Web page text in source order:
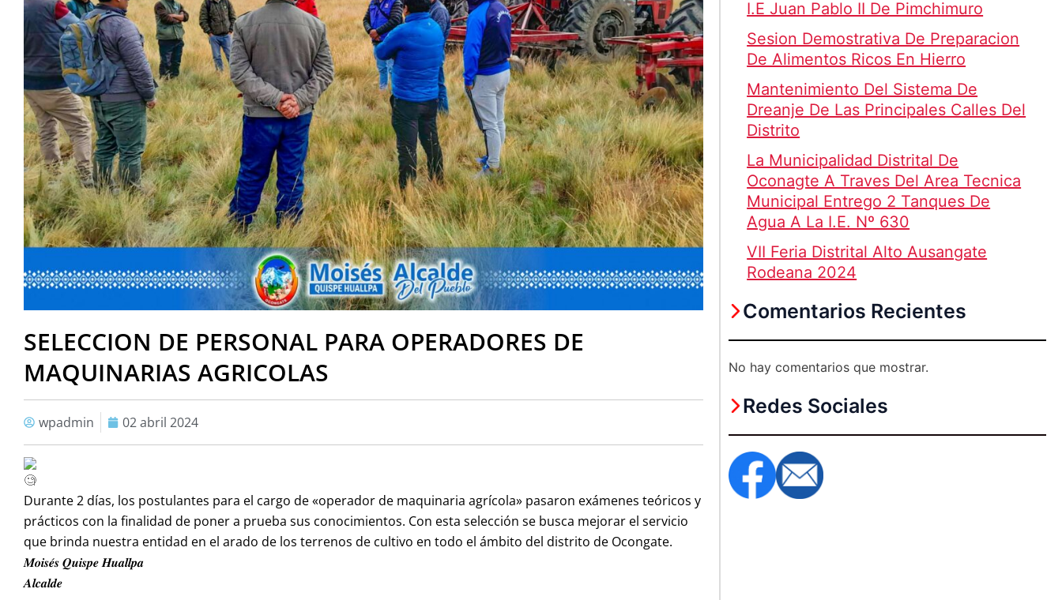
SELECCION DE PERSONAL PARA OPERADORES DE
MAQUINARIAS AGRICOLAS
wpadmin 02 abril 2024
Durante 2 días, los postulantes para el cargo de «operador de maquinaria agrícola» pasaron exámenes teóricos y
prácticos con la finalidad de poner a prueba sus conocimientos. Con esta selección se busca mejorar el servicio
que brinda nuestra entidad en el arado de los terrenos de cultivo en todo el ámbito del distrito de Ocongate.
𝑴𝒐𝒊𝒔𝒆́𝒔 𝑸𝒖𝒊𝒔𝒑𝒆 𝑯𝒖𝒂𝒍𝒍𝒑𝒂
𝑨𝒍𝒄𝒂𝒍𝒅𝒆
I.E Juan Pablo II De Pimchimuro
Sesion Demostrativa De Preparacion
De Alimentos Ricos En Hierro
Mantenimiento Del Sistema De
Dreanje De Las Principales Calles Del
Distrito
La Municipalidad Distrital De
Oconagte A Traves Del Area Tecnica
Municipal Entrego 2 Tanques De
Agua A La I.E. Nº 630
VII Feria Distrital Alto Ausangate
Rodeana 2024
Comentarios Recientes
No hay comentarios que mostrar.
Redes Sociales